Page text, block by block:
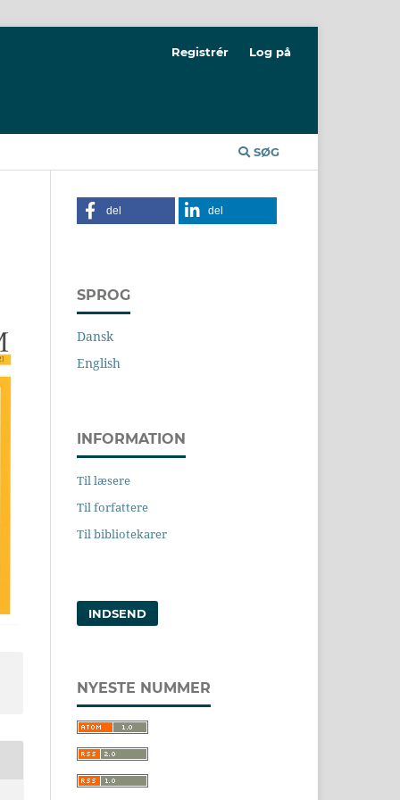
SØG
Registrér Log på
del del
SPROG
Dansk
English
INFORMATION
Til læsere
Til forfattere
Til bibliotekarer
INDSEND
NYESTE NUMMER